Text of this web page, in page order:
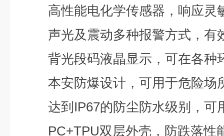
高性能电化学传感器，响应灵
声光及震动多种报警方式，有
背光段码液晶显示，可在各种
本安防爆设计，可用于危险场
达到IP67的防尘防水级别，可
PC+TPU双层外壳，防跌落性